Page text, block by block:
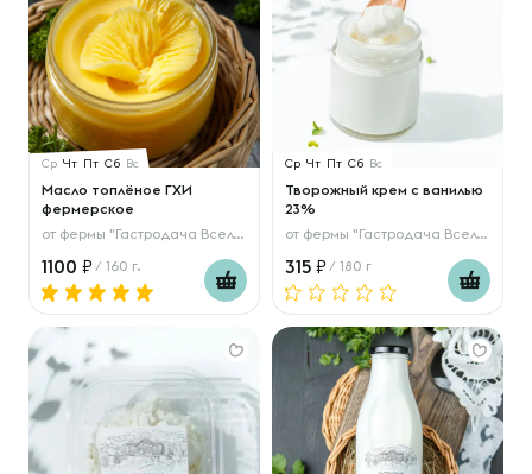
Ср Чт Пт Сб Вс
Масло топлёное ГХИ
фермерское
от фермы "Гастродача Вселуг"
1100 / 160 г.
Ср Чт Пт Сб Вс
Творожный крем с ванилью
23%
от фермы "Гастродача Вселуг"
315 / 180 г